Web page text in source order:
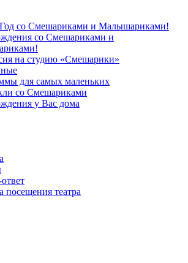
со Смешариками и Малышариками!
со Смешариками и
на студию «Смешарики»
для самых маленьких
со Смешариками
у Вас дома
посещения театра